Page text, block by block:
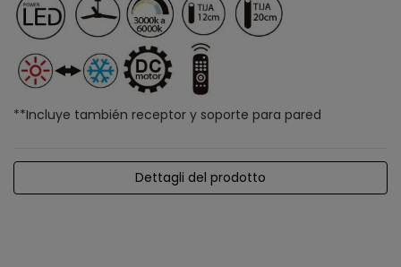
**Incluye también receptor y soporte para pared
Dettagli del prodotto